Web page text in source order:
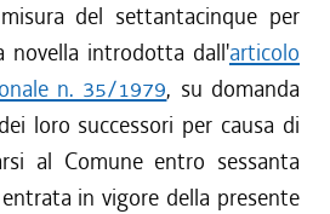
del settantacinque per
novella introdotta dall'articolo
n. 35/1979, su domanda
loro successori per causa di
al Comune entro sessanta
in vigore della presente